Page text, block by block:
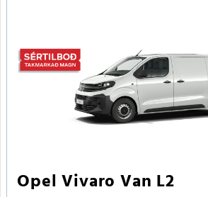
Opel Vivaro Van L2